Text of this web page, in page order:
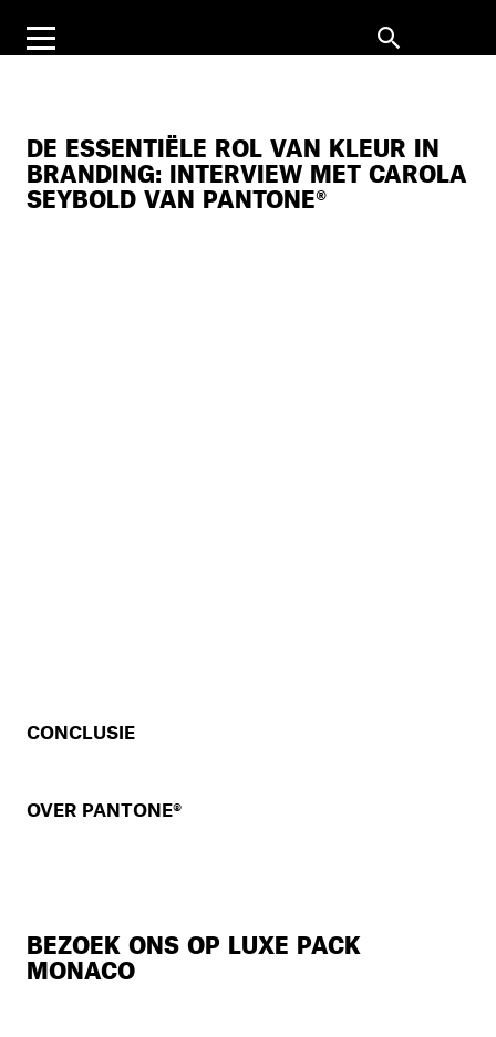
DE ESSENTIËLE ROL VAN KLEUR IN
BRANDING: INTERVIEW MET CAROLA
SEYBOLD VAN PANTONE®
CONCLUSIE
OVER PANTONE®
BEZOEK ONS OP LUXE PACK
MONACO